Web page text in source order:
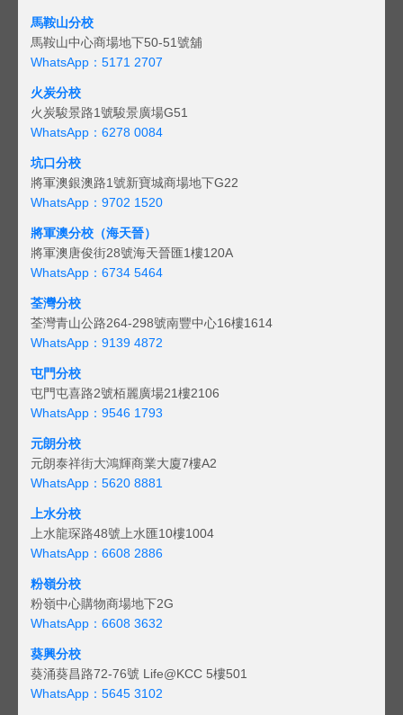
馬鞍山分校
馬鞍山中心商場地下50-51號舖
WhatsApp：5171 2707
火炭分校
火炭駿景路1號駿景廣場G51
WhatsApp：6278 0084
坑口分校
將軍澳銀澳路1號新寶城商場地下G22
WhatsApp：9702 1520
將軍澳分校（海天晉）
將軍澳唐俊街28號海天晉匯1樓120A
WhatsApp：6734 5464
荃灣分校
荃灣青山公路264-298號南豐中心16樓1614
WhatsApp：9139 4872
屯門分校
屯門屯喜路2號栢麗廣場21樓2106
WhatsApp：9546 1793
元朗分校
元朗泰祥街大鴻輝商業大廈7樓A2
WhatsApp：5620 8881
上水分校
上水龍琛路48號上水匯10樓1004
WhatsApp：6608 2886
粉嶺分校
粉嶺中心購物商場地下2G
WhatsApp：6608 3632
葵興分校
葵涌葵昌路72-76號 Life@KCC 5樓501
WhatsApp：5645 3102